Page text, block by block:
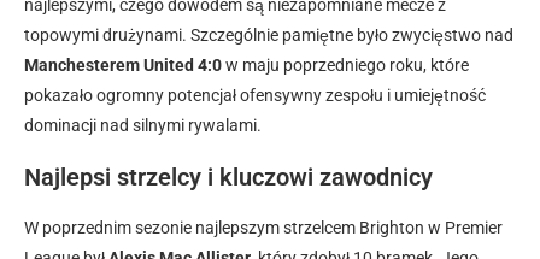
najlepszymi, czego dowodem są niezapomniane mecze z
topowymi drużynami. Szczególnie pamiętne było zwycięstwo nad
Manchesterem United 4:0w maju poprzedniego roku, które
pokazało ogromny potencjał ofensywny zespołu i umiejętność
dominacji nad silnymi rywalami.
Najlepsi strzelcy i kluczowi zawodnicy
W poprzednim sezonie najlepszym strzelcem Brighton w Premier